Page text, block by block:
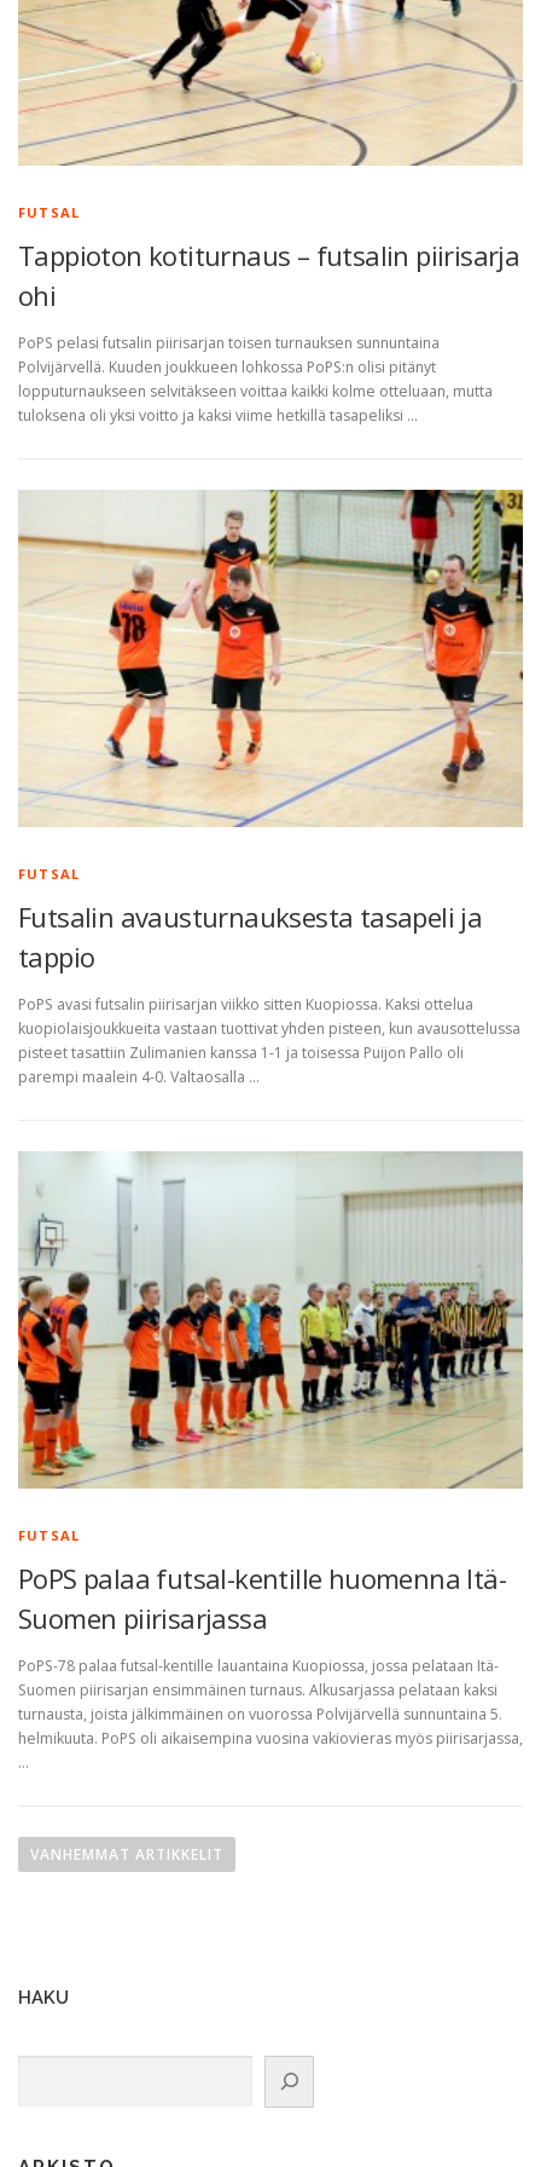
FUTSAL
Tappioton kotiturnaus – futsalin piirisarja
ohi
PoPS pelasi futsalin piirisarjan toisen turnauksen sunnuntaina
Polvijärvellä. Kuuden joukkueen lohkossa PoPS:n olisi pitänyt
lopputurnaukseen selvitäkseen voittaa kaikki kolme otteluaan, mutta
tuloksena oli yksi voitto ja kaksi viime hetkillä tasapeliksi …
FUTSAL
Futsalin avausturnauksesta tasapeli ja
tappio
PoPS avasi futsalin piirisarjan viikko sitten Kuopiossa. Kaksi ottelua
kuopiolaisjoukkueita vastaan tuottivat yhden pisteen, kun avausottelussa
pisteet tasattiin Zulimanien kanssa 1-1 ja toisessa Puijon Pallo oli
parempi maalein 4-0. Valtaosalla …
FUTSAL
PoPS palaa futsal-kentille huomenna Itä-
Suomen piirisarjassa
PoPS-78 palaa futsal-kentille lauantaina Kuopiossa, jossa pelataan Itä-
Suomen piirisarjan ensimmäinen turnaus. Alkusarjassa pelataan kaksi
turnausta, joista jälkimmäinen on vuorossa Polvijärvellä sunnuntaina 5.
helmikuuta. PoPS oli aikaisempina vuosina vakiovieras myös piirisarjassa,
…
e
VANHEMMAT ARTIKKELIT
HAKU